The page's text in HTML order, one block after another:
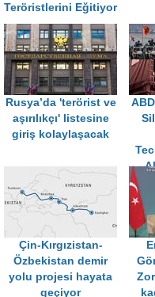
Teröristlerini Eğitiyor
Rusya’da 'terörist ve
aşırılıkçı' listesine
giriş kolaylaşacak
Çin-Kırgızistan-
Özbekistan demir
yolu projesi hayata
geçiyor